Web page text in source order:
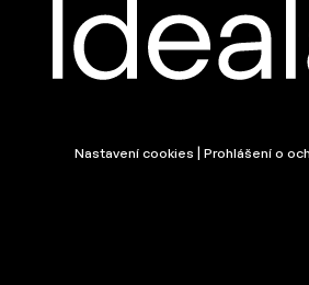
Nastavení cookies | Prohlášení o